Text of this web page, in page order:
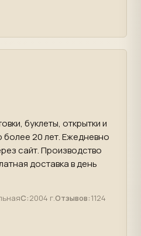
буклеты, открытки и
20 лет. Ежедневно
сайт. Производство
доставка в день
С:2004 г.Отзывов:1124